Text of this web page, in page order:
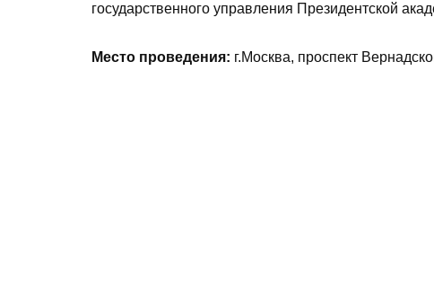
государственного управления Президентской
Место проведения: г.Москва, проспект